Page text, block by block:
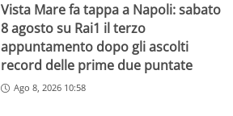
Vista Mare fa tappa a Napoli: sabato
8 agosto su Rai1 il terzo
appuntamento dopo gli ascolti
record delle prime due puntate
Ago 8, 2026 10:58